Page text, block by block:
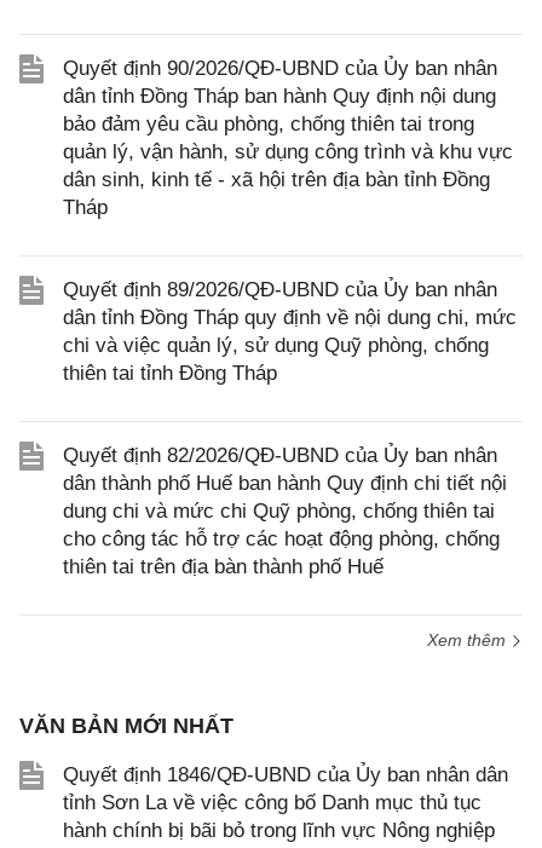
Quyết định 90/2026/QĐ-UBND của Ủy ban nhân
dân tỉnh Đồng Tháp ban hành Quy định nội dung
bảo đảm yêu cầu phòng, chống thiên tai trong
quản lý, vận hành, sử dụng công trình và khu vực
dân sinh, kinh tế - xã hội trên địa bàn tỉnh Đồng
Tháp
Quyết định 89/2026/QĐ-UBND của Ủy ban nhân
dân tỉnh Đồng Tháp quy định về nội dung chi, mức
chi và việc quản lý, sử dụng Quỹ phòng, chống
thiên tai tỉnh Đồng Tháp
Quyết định 82/2026/QĐ-UBND của Ủy ban nhân
dân thành phố Huế ban hành Quy định chi tiết nội
dung chi và mức chi Quỹ phòng, chống thiên tai
cho công tác hỗ trợ các hoạt động phòng, chống
thiên tai trên địa bàn thành phố Huế
Xem thêm
VĂN BẢN MỚI NHẤT
Quyết định 1846/QĐ-UBND của Ủy ban nhân dân
tỉnh Sơn La về việc công bố Danh mục thủ tục
hành chính bị bãi bỏ trong lĩnh vực Nông nghiệp